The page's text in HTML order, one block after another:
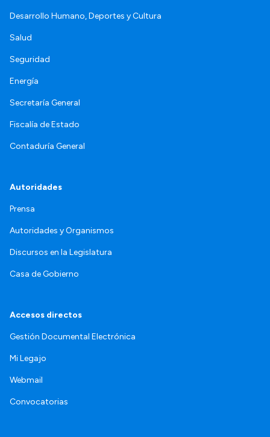
Desarrollo Humano, Deportes y Cultura
Salud
Seguridad
Energía
Secretaría General
Fiscalía de Estado
Contaduría General
Autoridades
Prensa
Autoridades y Organismos
Discursos en la Legislatura
Casa de Gobierno
Accesos directos
Gestión Documental Electrónica
Mi Legajo
Webmail
Convocatorias